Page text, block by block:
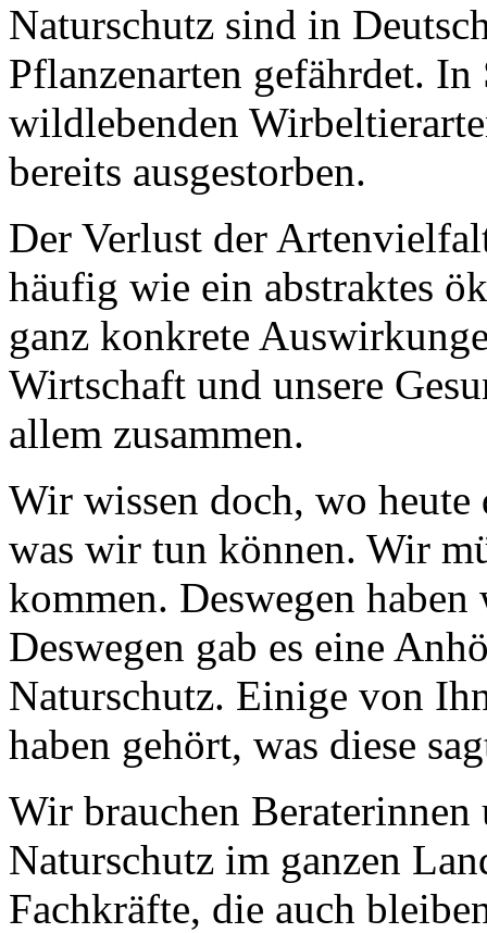
Naturschutz sind in
Pflanzenarten gefährdet.
wildlebenden
bereits ausgestorben.
Der Verlust der
häufig wie ein abstraktes
ganz konkrete
Wirtschaft und unsere
allem zusammen.
Wir wissen doch, wo
was wir tun können. Wir
kommen. Deswegen
Deswegen gab es eine
Naturschutz. Einige von
haben gehört, was diese
Wir brauchen
Naturschutz im ganzen
Fachkräfte, die auch